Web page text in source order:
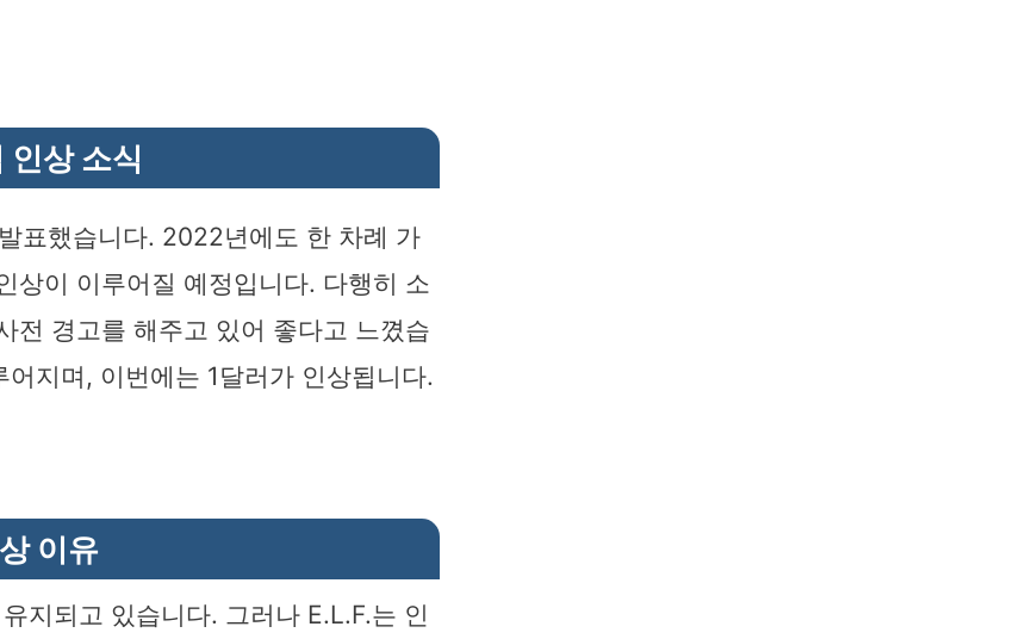
인상 소식
표했습니다. 2022년에도 한 차례 가
상이 이루어질 예정입니다. 다행히 소
전 경고를 해주고 있어 좋다고 느꼈습
지며, 이번에는 1달러가 인상됩니다.
이유
지되고 있습니다. 그러나 E.L.F.는 인